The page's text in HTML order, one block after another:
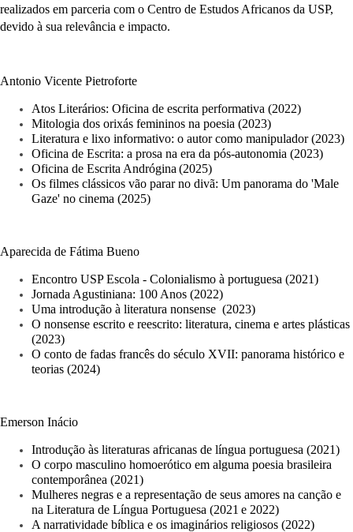
realizados em parceria com o Centro de Estudos Africanos da USP,
devido à sua relevância e impacto.
Antonio Vicente Pietroforte
Atos Literários: Oficina de escrita performativa (2022)
Mitologia dos orixás femininos na poesia (2023)
Literatura e lixo informativo: o autor como manipulador (2023)
Oficina de Escrita: a prosa na era da pós-autonomia (2023)
Oficina de Escrita Andrógina (2025)
Os filmes clássicos vão parar no divã: Um panorama do 'Male
Gaze' no cinema (2025)
Aparecida de Fátima Bueno
Encontro USP Escola - Colonialismo à portuguesa (2021)
Jornada Agustiniana: 100 Anos (2022)
Uma introdução à literatura nonsense (2023)
O nonsense escrito e reescrito: literatura, cinema e artes plásticas
(2023)
O conto de fadas francês do século XVII: panorama histórico e
teorias (2024)
Emerson Inácio
Introdução às literaturas africanas de língua portuguesa (2021)
O corpo masculino homoerótico em alguma poesia brasileira
contemporânea (2021)
Mulheres negras e a representação de seus amores na canção e
na Literatura de Língua Portuguesa (2021 e 2022)
A narratividade bíblica e os imaginários religiosos (2022)